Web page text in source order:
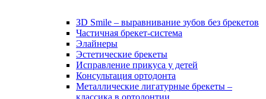
ЗD Smile – выравнивание зубов без брекетов
Частичная брекет-система
Элайнеры
Эстетические брекеты
Исправление прикуса у детей
Консультация ортодонта
Металлические лигатурные брекеты –
классика в ортодонтии